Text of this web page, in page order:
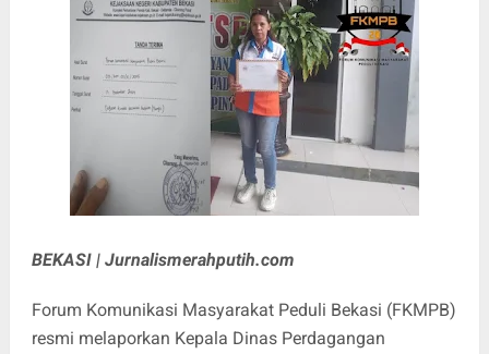
BEKASI | Jurnalismerahputih.com
Forum Komunikasi Masyarakat Peduli Bekasi (FKMPB)
resmi melaporkan Kepala Dinas Perdagangan